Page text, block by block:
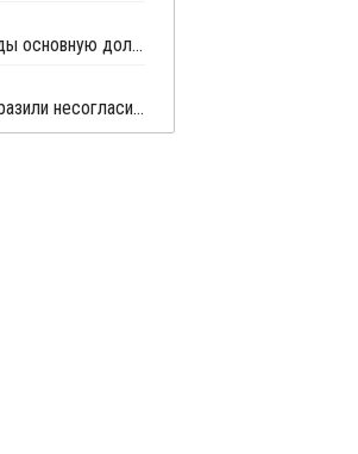
В сегменте упаковки готовой еды основную долю занял полипропилен
Минсельхоз и Минпромторг выразили несогласие с новыми ставками экосбора